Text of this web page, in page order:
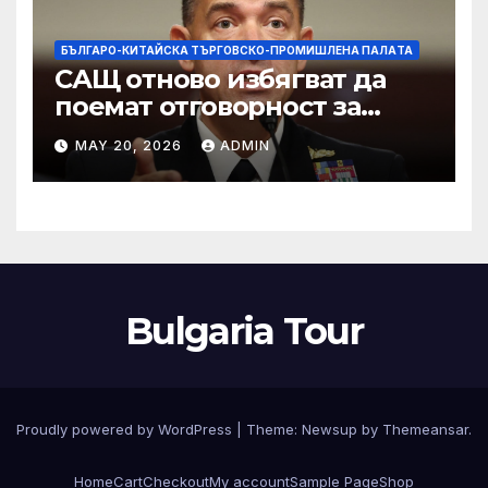
БЪЛГАРО-КИТАЙСКА ТЪРГОВСКО-ПРОМИШЛЕНА ПАЛAТА
САЩ отново избягват да
поемат отговорност за
нападението в училище в
Иран, при което загинаха
155 души
MAY 20, 2026 ADMIN
Bulgaria Tour
Proudly powered by WordPress Theme: Newsup by Themeansar.
HomeCartCheckoutMy accountSample PageShop